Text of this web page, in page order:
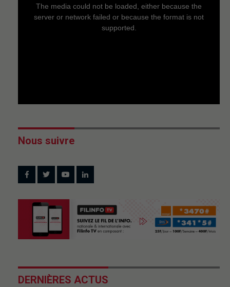
The media could not be loaded, either because the
server or network failed or because the format is not
supported.
Nous suivre
DERNIÈRES ACTUS